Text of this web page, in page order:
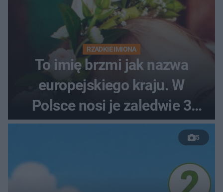
RZADKIE IMIONA
To imię brzmi jak nazwa
europejskiego kraju. W
Polsce nosi je zaledwie 3
kobiety
5